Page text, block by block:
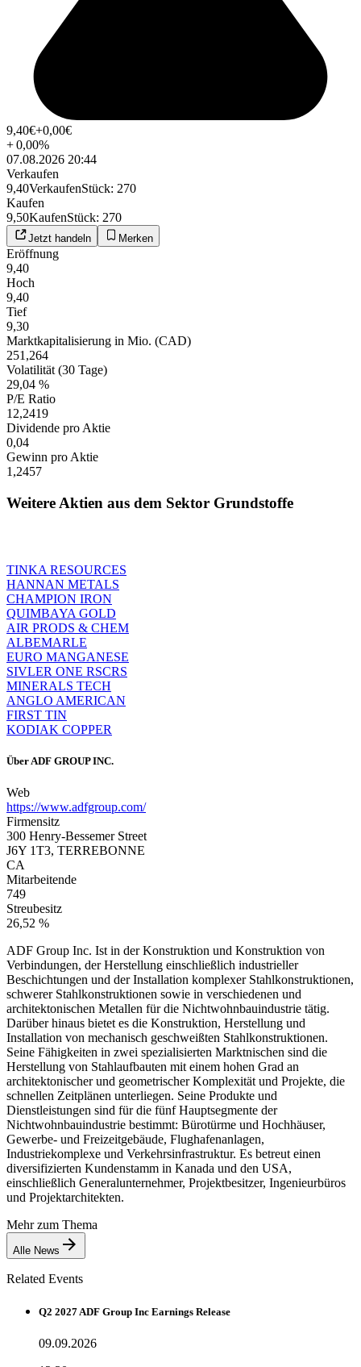
9,40€+0,00€
+0,00%
07.08.2026 20:44
Verkaufen
9,40VerkaufenStück: 270
Kaufen
9,50KaufenStück: 270
Jetzt handeln Merken
Eröffnung
9,40
Hoch
9,40
Tief
9,30
Marktkapitalisierung in Mio. (CAD)
251,264
Volatilität (30 Tage)
29,04 %
P/E Ratio
12,2419
Dividende pro Aktie
0,04
Gewinn pro Aktie
1,2457
Weitere Aktien aus dem Sektor Grundstoffe
TINKA RESOURCES
HANNAN METALS
CHAMPION IRON
QUIMBAYA GOLD
AIR PRODS & CHEM
ALBEMARLE
EURO MANGANESE
SIVLER ONE RSCRS
MINERALS TECH
ANGLO AMERICAN
FIRST TIN
KODIAK COPPER
Über ADF GROUP INC.
Web
https://www.adfgroup.com/
Firmensitz
300 Henry-Bessemer Street
J6Y 1T3, TERREBONNE
CA
Mitarbeitende
749
Streubesitz
26,52 %
ADF Group Inc. Ist in der Konstruktion und Konstruktion von
Verbindungen, der Herstellung einschließlich industrieller
Beschichtungen und der Installation komplexer Stahlkonstruktionen,
schwerer Stahlkonstruktionen sowie in verschiedenen und
architektonischen Metallen für die Nichtwohnbauindustrie tätig.
Darüber hinaus bietet es die Konstruktion, Herstellung und
Installation von mechanisch geschweißten Stahlkonstruktionen.
Seine Fähigkeiten in zwei spezialisierten Marktnischen sind die
Herstellung von Stahlaufbauten mit einem hohen Grad an
architektonischer und geometrischer Komplexität und Projekte, die
schnellen Zeitplänen unterliegen. Seine Produkte und
Dienstleistungen sind für die fünf Hauptsegmente der
Nichtwohnbauindustrie bestimmt: Bürotürme und Hochhäuser,
Gewerbe- und Freizeitgebäude, Flughafenanlagen,
Industriekomplexe und Verkehrsinfrastruktur. Es betreut einen
diversifizierten Kundenstamm in Kanada und den USA,
einschließlich Generalunternehmer, Projektbesitzer, Ingenieurbüros
und Projektarchitekten.
Mehr zum Thema
Alle News
Related Events
Q2 2027 ADF Group Inc Earnings Release
09.09.2026